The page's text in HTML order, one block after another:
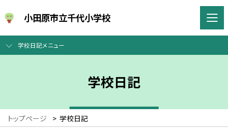
小田原市立千代小学校
学校日記メニュー
学校日記
トップページ > 学校日記